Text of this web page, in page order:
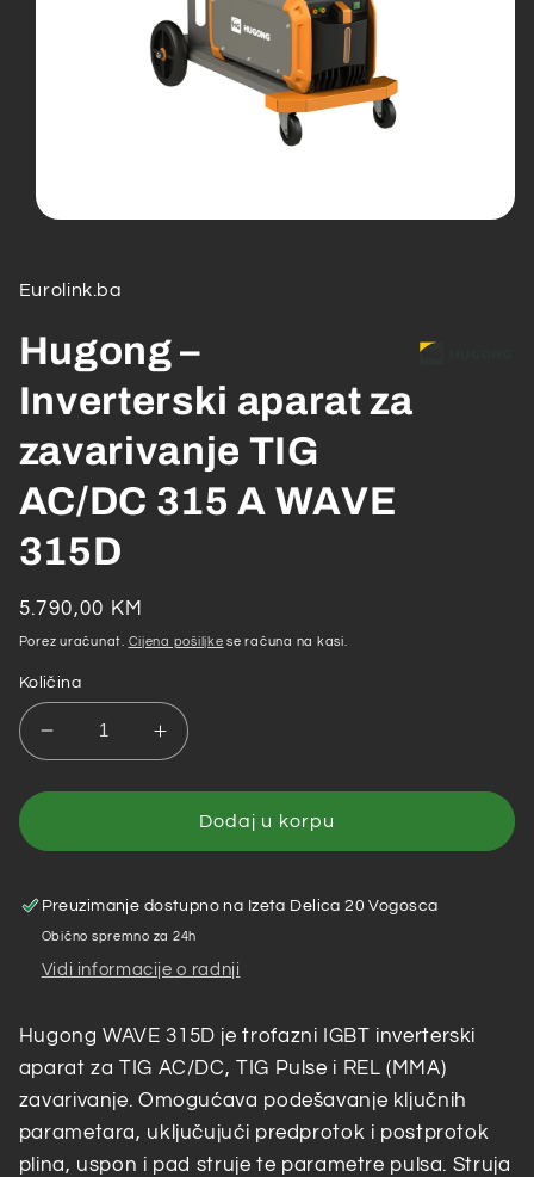
modal
Eurolink.ba
Hugong –
Inverterski aparat za
zavarivanje TIG
AC/DC 315 A WAVE
315D
Redovna
cijena
5.790,00 KM
Porez uračunat. Cijena pošiljke se računa na kasi.
Količina
Smanji
količinu
za
–
aparat
za
TIG
315
315D
Povećaj
količinu
za
Hugong
–
aparat
za
TIG
315
A
WAVE
315D
Dodaj u korpu
Preuzimanje dostupno na Izeta Delica 20 Vogosca
Obično spremno za 24h
Vidi informacije o radnji
Hugong WAVE 315D je trofazni IGBT inverterski
aparat za TIG AC/DC, TIG Pulse i REL (MMA)
zavarivanje. Omogućava podešavanje ključnih
parametara, uključujući predprotok i postprotok
plina, uspon i pad struje te parametre pulsa. Struja